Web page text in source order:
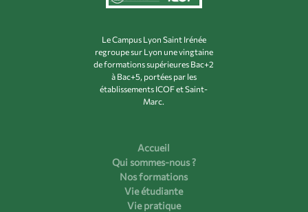
Le Campus Lyon Saint Irénée
regroupe sur Lyon une vingtaine
de formations supérieures Bac+2
à Bac+5, portées par les
établissements ICOF et Saint-
Marc.
Accueil
Qui sommes-nous ?
Nos formations
Vie étudiante
Vie pratique